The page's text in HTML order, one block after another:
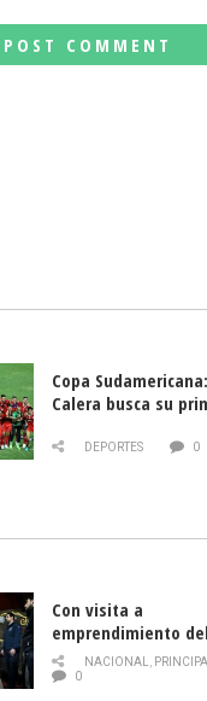
Copa
Calera busca su
DEPORTES 0
Con visita a
emprendimiento
y llamado al
historia campesina
NACIONAL,
0